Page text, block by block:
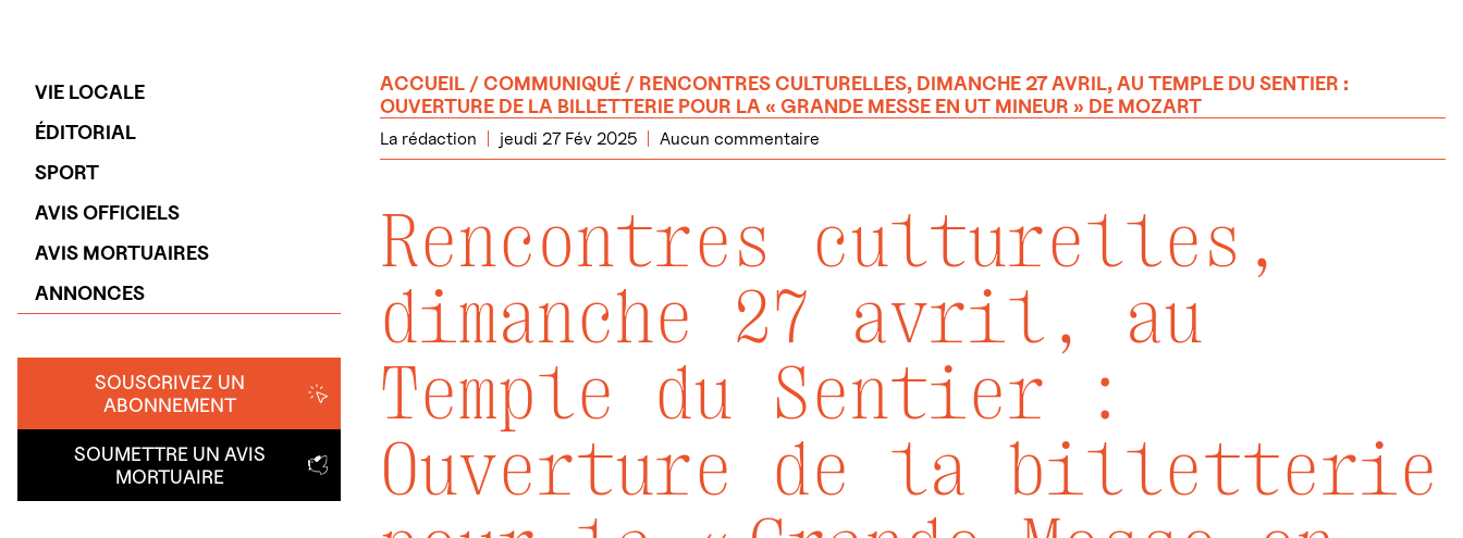
VIE LOCALE
ÉDITORIAL
SPORT
AVIS OFFICIELS
AVIS MORTUAIRES
ANNONCES
SOUSCRIVEZ UN
ABONNEMENT
SOUMETTRE UN AVIS
MORTUAIRE
ACCUEIL /COMMUNIQUÉ / RENCONTRES CULTURELLES, DIMANCHE 27 AVRIL, AU TEMPLE DU SENTIER :
OUVERTURE DE LA BILLETTERIE POUR LA « GRANDE MESSE EN UT MINEUR » DE MOZART
La rédaction jeudi 27 Fév 2025 Aucun commentaire
Rencontres culturelles,
dimanche 27 avril, au
Temple du Sentier :
Ouverture de la billetterie